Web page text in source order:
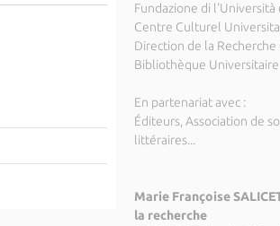
Fundazione di l'Università
Centre Culturel
Direction de la
Bibliothèque Universitaire
En partenariat avec :
Éditeurs, Association de
littéraires...
Marie Françoise
la recherche